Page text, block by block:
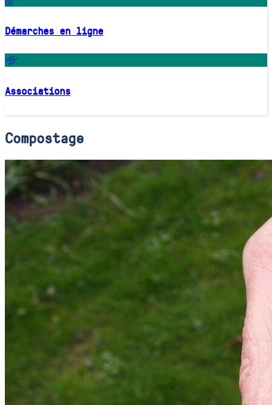
Démarches en ligne
Associations
Compostage